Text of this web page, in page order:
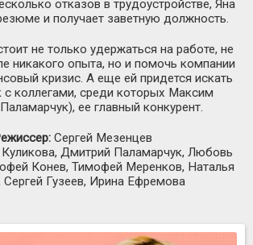
отказов в трудоустройстве, Яна
и получает заветную должность.
не только удержаться на работе, не
никакого опыта, но и помочь компании
кризис. А еще ей придется искать
коллегами, среди которых Максим
ее главный конкурент.
Сергей Мезенцев
Дмитрий Паламарчук, Любовь
Конев, Тимофей Меренков, Наталья
Сергей Гузеев, Ирина Ефремова